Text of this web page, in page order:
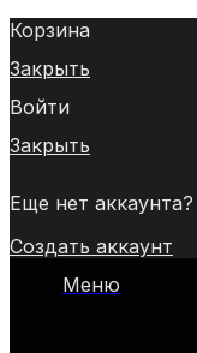
Корзина
Закрыть
Войти
Закрыть
Еще нет аккаунта?
Создать аккаунт
Меню